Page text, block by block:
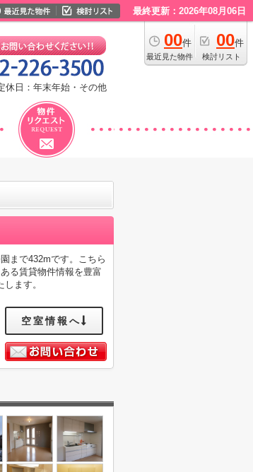
最終更新：2026年08月06日
00件
最近見た物件
00件
検討リスト
休日：年末年始・その他
まで432mです。こちら
る賃貸物件情報を豊富
ます。
空室情報へ